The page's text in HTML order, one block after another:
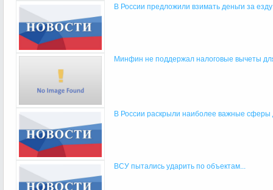
В России предложили взимать деньги за
Минфин не поддержал налоговые вычеты
В России раскрыли наиболее важные сферы
ВСУ пытались ударить по объектам...